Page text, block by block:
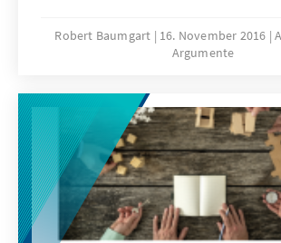
existierenden
dieses Papiers ist es, den Status
Deutschland zu analysieren. ***
online ***
Robert Baumgart 16. November 2016
Argumente